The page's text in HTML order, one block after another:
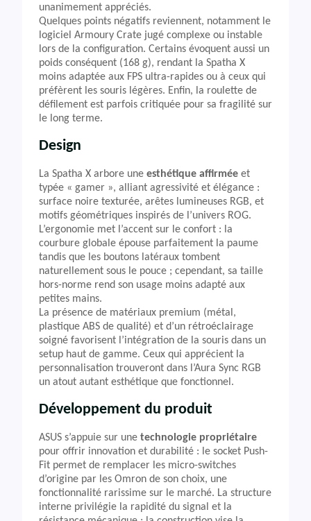
unanimement appréciés.
Quelques points négatifs reviennent, notamment le
logiciel Armoury Crate jugé complexe ou instable
lors de la configuration. Certains évoquent aussi un
poids conséquent (168 g), rendant la Spatha X
moins adaptée aux FPS ultra-rapides ou à ceux qui
préfèrent les souris légères. Enfin, la roulette de
défilement est parfois critiquée pour sa fragilité sur
le long terme.
Design
La Spatha X arbore une esthétique affirmée et
typée « gamer », alliant agressivité et élégance :
surface noire texturée, arêtes lumineuses RGB, et
motifs géométriques inspirés de l’univers ROG.
L’ergonomie met l’accent sur le confort : la
courbure globale épouse parfaitement la paume
tandis que les boutons latéraux tombent
naturellement sous le pouce ; cependant, sa taille
hors-norme rend son usage moins adapté aux
petites mains.
La présence de matériaux premium (métal,
plastique ABS de qualité) et d’un rétroéclairage
soigné favorisent l’intégration de la souris dans un
setup haut de gamme. Ceux qui apprécient la
personnalisation trouveront dans l’Aura Sync RGB
un atout autant esthétique que fonctionnel.
Développement du produit
ASUS s’appuie sur une technologie propriétaire
pour offrir innovation et durabilité : le socket Push-
Fit permet de remplacer les micro-switches
d’origine par les Omron de son choix, une
fonctionnalité rarissime sur le marché. La structure
interne privilégie la rapidité du signal et la